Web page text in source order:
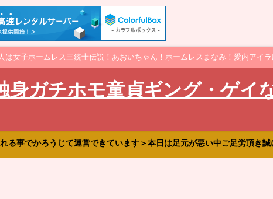
女子ホームレス三銃士伝説！あおいちゃん！ホームレスまなみ！愛内アイラ
ガチホモ童貞ギング・ゲイ
事でかろうじて運営できています＞本日は足元が悪い中ご足労頂き誠